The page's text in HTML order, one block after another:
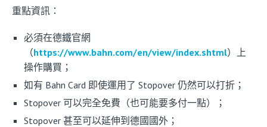
重點資訊：
必須在德鐵官網
（https://www.bahn.com/en/view/index.shtml）上
操作購買；
如有 Bahn Card 即使運用了 Stopover 仍然可以打折；
Stopover 可以完全免費（也可能要多付一點）；
Stopover 甚至可以延伸到德國國外；